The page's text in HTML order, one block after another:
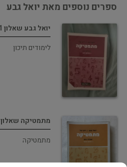
ספרים נוספים מאת יואל גבע
יואל גבע שאלון 801 3 יח
לימודים תיכון
מתמטיקה שאלון 802 3 יחידות
מתמטיקה